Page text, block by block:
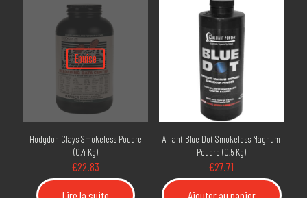
Épuisé
Hodgdon Clays Smokeless Poudre
(0,4 Kg)
€22.83
Alliant Blue Dot Smokeless Magnum
Poudre (0,5 Kg)
€27.71